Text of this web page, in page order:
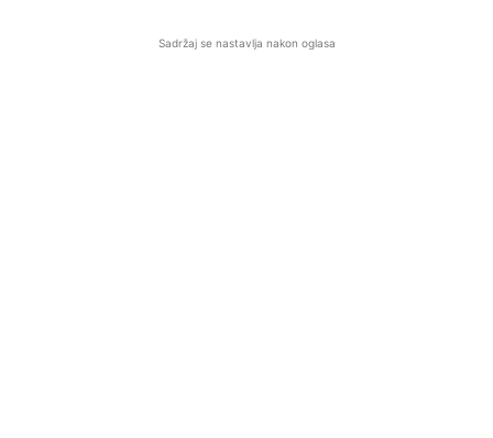
Sadržaj se nastavlja nakon oglasa